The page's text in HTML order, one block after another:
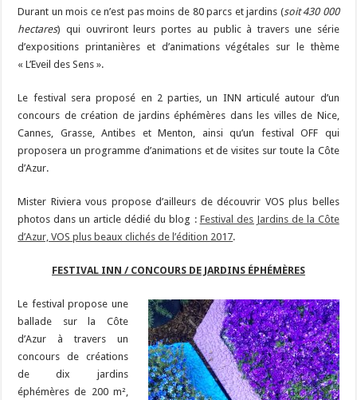
Durant un mois ce n’est pas moins de 80 parcs et jardins (soit 430 000
hectares) qui ouvriront leurs portes au public à travers une série
d’expositions printanières et d’animations végétales sur le thème
« L’Eveil des Sens ».
Le festival sera proposé en 2 parties, un INN articulé autour d’un
concours de création de jardins éphémères dans les villes de Nice,
Cannes, Grasse, Antibes et Menton, ainsi qu’un festival OFF qui
proposera un programme d’animations et de visites sur toute la Côte
d’Azur.
Mister Riviera vous propose d’ailleurs de découvrir VOS plus belles
photos dans un article dédié du blog : Festival des Jardins de la Côte
d’Azur, VOS plus beaux clichés de l’édition 2017.
FESTIVAL INN / CONCOURS DE JARDINS ÉPHÉMÈRES
Le festival propose une
ballade sur la Côte
d’Azur à travers un
concours de créations
de dix jardins
éphémères de 200 m²,